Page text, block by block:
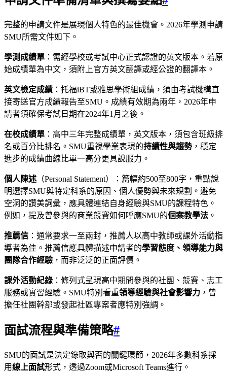
完整的申請文件是展現個人特色的最佳機會。2026年學測申請
SMU所需文件如下。
學測成績單 ：需經學校或考試中心正式認證的英文版本。若原
始成績單為中文，須附上官方英文翻譯或經公證的翻譯本。
英文檢定成績 ：托福iBT或雅思學術組成績，須由考試機構直
接寄送官方成績報告至SMU。成績有效期為兩年，2026年申
請者須確保考試日期在2024年1月之後。
在校成績單 ：高中三年完整成績單，英文版本，須包含班級排
名或百分比排名。SMU重視學業表現的持續性與趨勢，穩定
進步的成績曲線比單一高分更具說服力。
個人陳述 （Personal Statement）：篇幅約500至800字，重點說
明選擇SMU與特定科系的原因、個人優勢與未來規劃。避免
空洞的讚美詞彙，應具體連結自身經驗與SMU的課程特色。
例如，提及曾參與的商業競賽如何呼應SMU的個案教學法 。
推薦信 ：通常要求一至兩封，推薦人以高中教師或課外活動指
導者為佳。推薦信應具體描述申請者的學習態度、領導能力與
團隊合作經驗 ，而非泛泛的正面評價。
課外活動紀錄 ：條列式呈現高中期間參與的社團、競賽、志工
服務或實習經驗。SMU特別看重領導經驗與社會影響力 ，曾
擔任社團幹部或發起社區專案者應特別強調。
面試流程與準備策略#
SMU的面試是決定錄取與否的關鍵環節，2026年多數科系採
用線上面試形式，透過Zoom或Microsoft Teams進行。